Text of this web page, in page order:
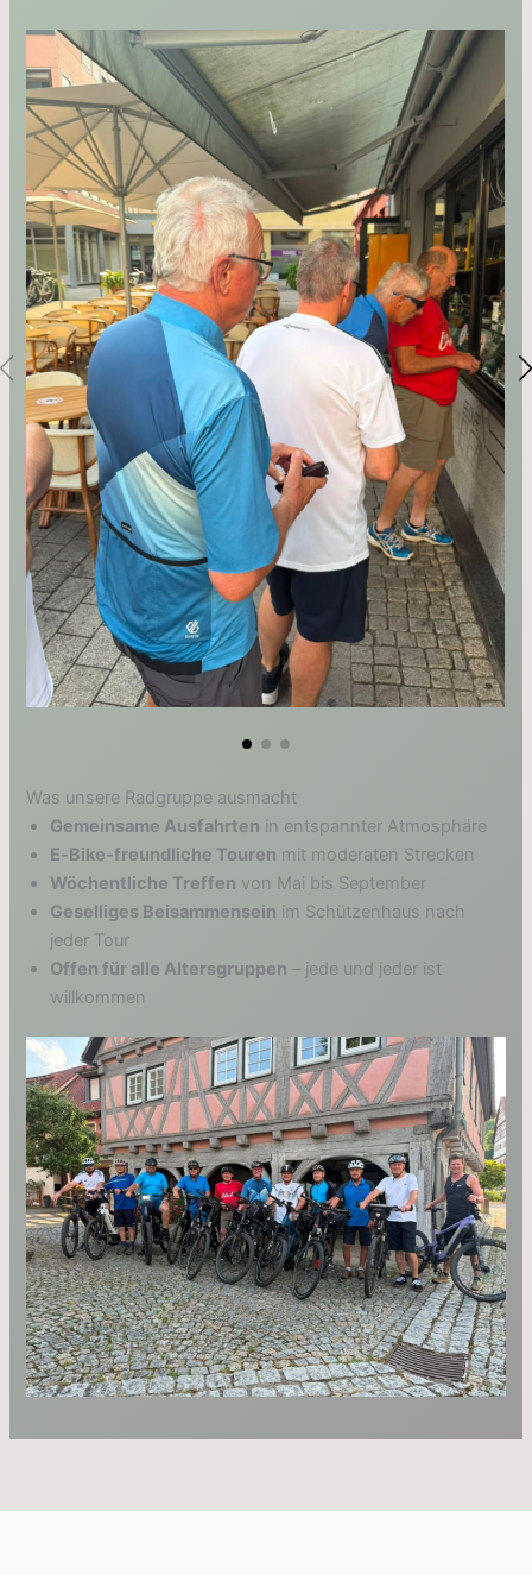
Was unsere Radgruppe ausmacht
Gemeinsame Ausfahrten in entspannter Atmosphäre
E‑Bike‑freundliche Touren mit moderaten Strecken
Wöchentliche Treffen von Mai bis September
Geselliges Beisammensein im Schützenhaus nach
jeder Tour
Offen für alle Altersgruppen – jede und jeder ist
willkommen